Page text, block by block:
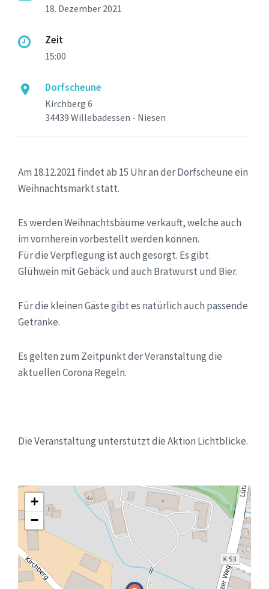
18. Dezember 2021
Zeit
15:00
Dorfscheune
Kirchberg 6
34439 Willebadessen - Niesen
Am 18.12.2021 findet ab 15 Uhr an der Dorfscheune ein
Weihnachtsmarkt statt.
Es werden Weihnachtsbäume verkauft, welche auch
im vornherein vorbestellt werden können.
Für die Verpflegung ist auch gesorgt. Es gibt
Glühwein mit Gebäck und auch Bratwurst und Bier.
Für die kleinen Gäste gibt es natürlich auch passende
Getränke.
Es gelten zum Zeitpunkt der Veranstaltung die
aktuellen Corona Regeln.
Die Veranstaltung unterstützt die Aktion Lichtblicke.
+
−